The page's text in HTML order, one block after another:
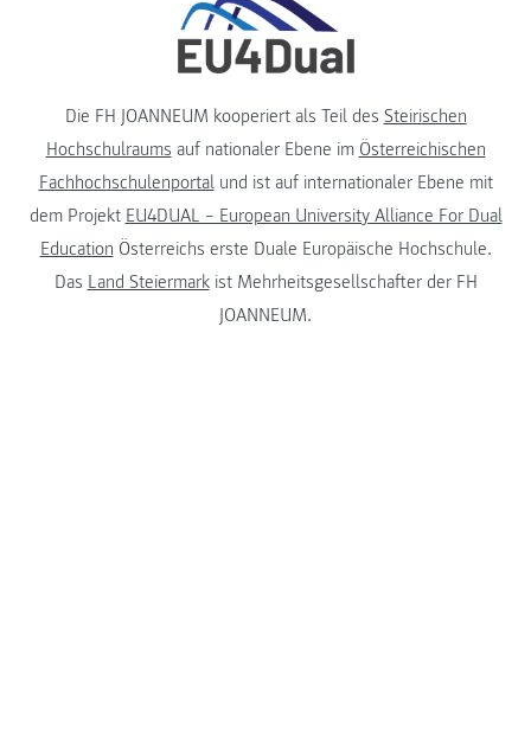
Die FH JOANNEUM kooperiert als Teil des Steirischen
Hochschulraums auf nationaler Ebene im Österreichischen
Fachhochschulenportalund ist auf internationaler Ebene mit
dem Projekt EU4DUAL – European University Alliance For Dual
Education Österreichs erste Duale Europäische Hochschule.
Das Land Steiermarkist Mehrheitsgesellschafter der FH
JOANNEUM.